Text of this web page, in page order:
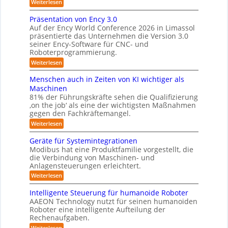
i
e
r
u
n
g
s
l
ö
s
u
n
g
e
n
K
a
m
e
r
a
s
y
s
t
e
m
f
ü
r
R
o
b
o
t
i
k
u
s
e
n
s
o
r
f
ü
r
I
n
d
u
s
t
r
i
e
o
b
o
t
e
r
g
v
e
r
g
l
e
i
c
h
o
n
m
i
l
i
t
ä
r
i
s
c
h
e
r
B
o
d
e
Weiterlesen
Z
w
e
i
-
S
t
a
t
i
o
n
e
n
-
S
c
h
e
i
ß
c
o
b
o
t
Präsentation von Ency 3.0
Auf der Ency World Conference 2026 in Limassol
präsentierte das Unternehmen die Version 3.0
seiner Ency-Software für CNC- und
Roboterprogrammierung.
Weiterlesen:
P
ä
s
e
n
t
a
t
i
o
n
v
o
n
E
n
c
y
3
.
0
Menschen auch in Zeiten von KI wichtiger als
Maschinen
81% der Führungskräfte sehen die Qualifizierung
‚on the job‘ als eine der wichtigsten Maßnahmen
gegen den Fachkräftemangel.
Weiterlesen:
M
n
s
c
h
e
n
u
c
h
i
n
Geräte für Systemintegrationen
Modibus hat eine Produktfamilie vorgestellt, die
die Verbindung von Maschinen- und
Anlagensteuerungen erleichtert.
Weiterlesen:
G
e
r
ä
t
e
f
Intelligente Steuerung für humanoide Roboter
AAEON Technology nutzt für seinen humanoiden
Roboter eine intelligente Aufteilung der
Rechenaufgaben.